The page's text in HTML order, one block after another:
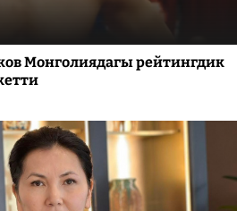
Монголиядагы рейтингдик